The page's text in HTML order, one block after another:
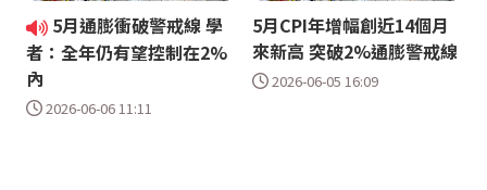
5月通膨衝破警戒線 學
者：全年仍有望控制在2%
內
2026-06-06 11:11
5月CPI年增幅創近14個月
來新高 突破2%通膨警戒線
2026-06-05 16:09